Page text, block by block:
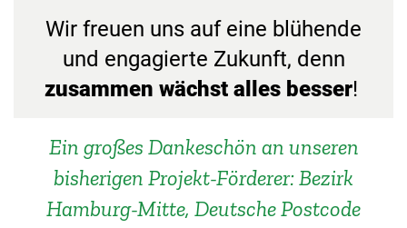
Wir freuen uns auf eine blühende
und engagierte Zukunft, denn
zusammen wächst alles besser!
Ein großes Dankeschön an unseren
bisherigen Projekt-Förderer: Bezirk
Hamburg-Mitte, Deutsche Postcode